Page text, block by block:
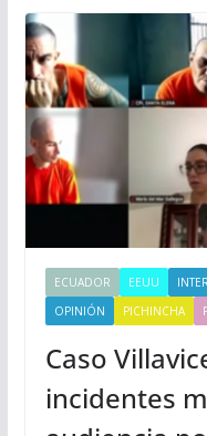
ECUADOR EEUU
OPINIÓN
PICHINCHA
Caso
incidentes